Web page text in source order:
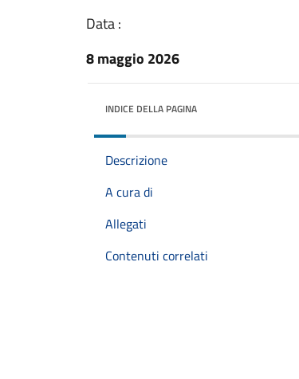
Data :
8 maggio 2026
INDICE DELLA PAGINA
Descrizione
A cura di
Allegati
Contenuti correlati